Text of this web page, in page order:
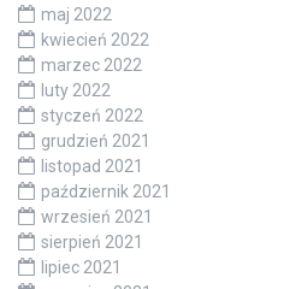
maj 2022
kwiecień 2022
marzec 2022
luty 2022
styczeń 2022
grudzień 2021
listopad 2021
październik 2021
wrzesień 2021
sierpień 2021
lipiec 2021